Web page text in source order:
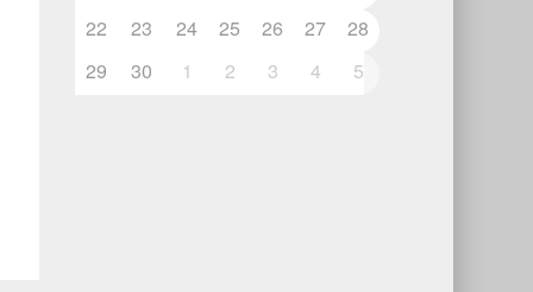
22
23 24 25 26 27
28
29
30 1 2 3 4 5